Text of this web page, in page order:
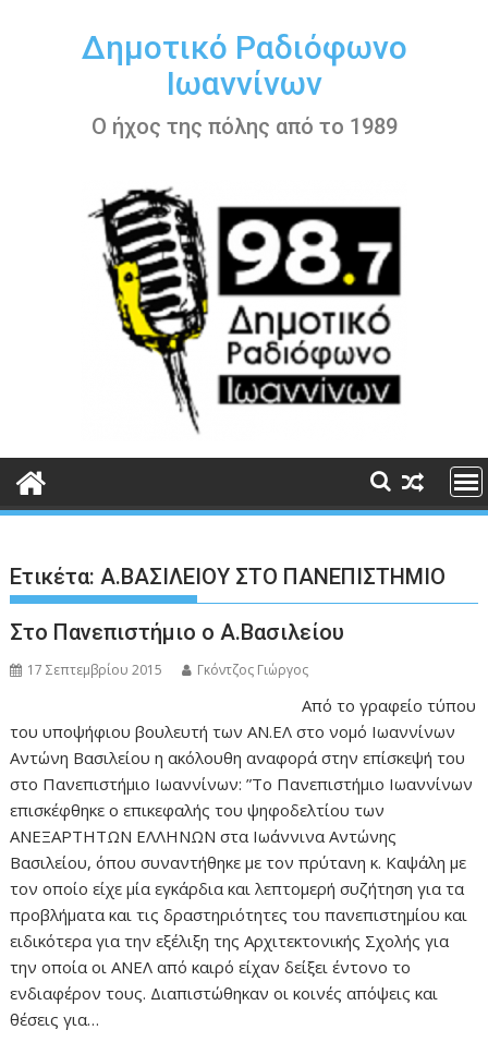
περιεχόμενοΔημοτικό Ραδιόφωνο
Ιωαννίνων
Ο ήχος της πόλης από το 1989
Ετικέτα:Α.ΒΑΣΙΛΕΙΟΥ ΣΤΟ ΠΑΝΕΠΙΣΤΗΜΙΟ
Στο Πανεπιστήμιο ο Α.Βασιλείου
17 Σεπτεμβρίου 2015 Γκόντζος Γιώργος
Από το γραφείο τύπου
του υποψήφιου βουλευτή των ΑΝ.ΕΛ στο νομό Ιωαννίνων
Αντώνη Βασιλείου η ακόλουθη αναφορά στην επίσκεψή του
στο Πανεπιστήμιο Ιωαννίνων: ”Το Πανεπιστήμιο Ιωαννίνων
επισκέφθηκε ο επικεφαλής του ψηφοδελτίου των
ΑΝΕΞΑΡΤΗΤΩΝ ΕΛΛΗΝΩΝ στα Ιωάννινα Αντώνης
Βασιλείου, όπου συναντήθηκε με τον πρύτανη κ. Καψάλη με
τον οποίο είχε μία εγκάρδια και λεπτομερή συζήτηση για τα
προβλήματα και τις δραστηριότητες του πανεπιστημίου και
ειδικότερα για την εξέλιξη της Αρχιτεκτονικής Σχολής για
την οποία οι ΑΝΕΛ από καιρό είχαν δείξει έντονο το
ενδιαφέρον τους. Διαπιστώθηκαν οι κοινές απόψεις και
θέσεις για…